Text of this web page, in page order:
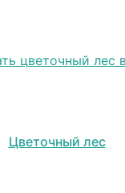
Цветочный лес